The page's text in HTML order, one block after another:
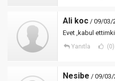
Ali koc / 09/03/
Evet ,kabul
Yanıtla (0)
Nesibe / 09/03/